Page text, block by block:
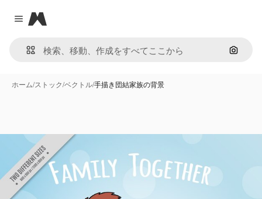
Close menu
Magnific
画像で
ホーム/ストック/ベクトル/手描き団結家族の背景